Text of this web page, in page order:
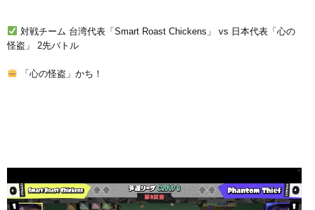
対戦チーム 台湾代表「Smart Roast Chickens」 vs 日本代表「心の
怪盗」 2先バトル
「心の怪盗」かち！